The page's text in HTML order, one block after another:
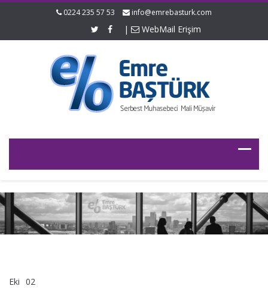
0224 235 57 53 info@emrebasturk.com
| WebMail Erişim
Eki 02